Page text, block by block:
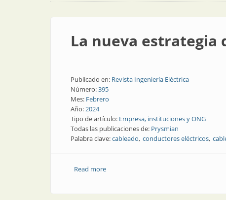
La nueva estrategia
Publicado en: Revista Ingeniería Eléctrica
Número:395
Mes: Febrero
Año:2024
Tipo de artículo: Empresa, instituciones y ONG
Todas las publicaciones de: Prysmian
Palabra clave:cableado conductores eléctricos
Read moreabout La nueva estrategia de Prysmian